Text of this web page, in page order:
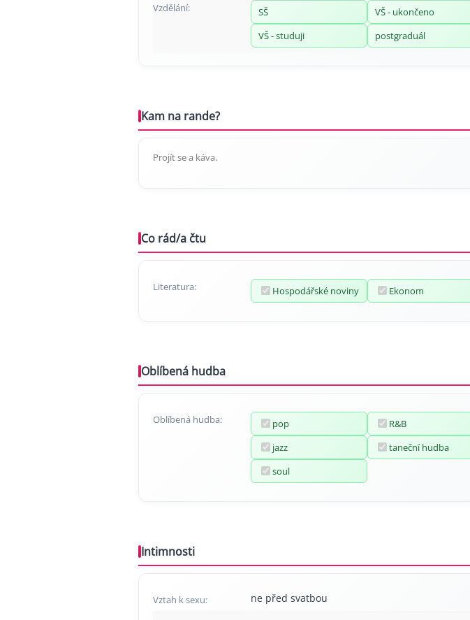
Vzdělání: SŠ
VŠ - ukončeno
VŠ - studuji
postgraduál
Kam na rande?
Projít se a káva.
Co rád/a čtu
Literatura: Hospodářské noviny Ekonom
Oblíbená hudba
Oblíbená hudba: pop
R&B
jazz
taneční hudba
soul
Intimnosti
Vztah k sexu: ne před svatbou